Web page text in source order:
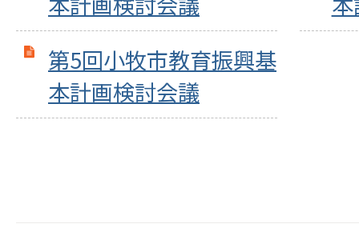
第5回小牧市教育振興基
本計画検討会議